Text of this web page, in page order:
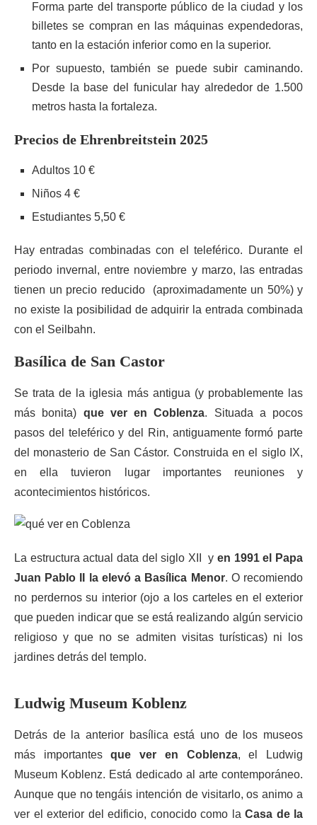
Forma parte del transporte público de la ciudad y los
billetes se compran en las máquinas expendedoras,
tanto en la estación inferior como en la superior.
Por supuesto, también se puede subir caminando.
Desde la base del funicular hay alrededor de 1.500
metros hasta la fortaleza.
Precios de Ehrenbreitstein 2025
Adultos 10 €
Niños 4 €
Estudiantes 5,50 €
Hay entradas combinadas con el teleférico. Durante el
periodo invernal, entre noviembre y marzo, las entradas
tienen un precio reducido (aproximadamente un 50%) y
no existe la posibilidad de adquirir la entrada combinada
con el Seilbahn.
Basílica de San Castor
Se trata de la iglesia más antigua (y probablemente las
más bonita) que ver en Coblenza. Situada a pocos
pasos del teleférico y del Rin, antiguamente formó parte
del monasterio de San Cástor. Construida en el siglo IX,
en ella tuvieron lugar importantes reuniones y
acontecimientos históricos.
La estructura actual data del siglo XII y en 1991 el Papa
Juan Pablo II la elevó a Basílica Menor. O recomiendo
no perdernos su interior (ojo a los carteles en el exterior
que pueden indicar que se está realizando algún servicio
religioso y que no se admiten visitas turísticas) ni los
jardines detrás del templo.
Ludwig Museum Koblenz
Detrás de la anterior basílica está uno de los museos
más importantesque ver en Coblenza, el Ludwig
Museum Koblenz. Está dedicado al arte contemporáneo.
Aunque que no tengáis intención de visitarlo, os animo a
ver el exterior del edificio, conocido como la Casa de la